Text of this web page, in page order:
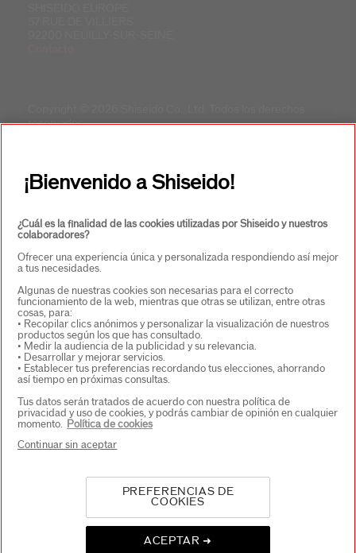
reservados.
¡Bienvenido a Shiseido!
¿Cuál es la finalidad de las cookies utilizadas por Shiseido y nuestros
colaboradores?
Ofrecer una experiencia única y personalizada respondiendo así mejor
a tus necesidades.
Algunas de nuestras cookies son necesarias para el correcto
funcionamiento de la web, mientras que otras se utilizan, entre otras
cosas, para:
• Recopilar clics anónimos y personalizar la visualización de nuestros
productos según los que has consultado.
• Medir la audiencia de la publicidad y su relevancia.
• Desarrollar y mejorar servicios.
• Establecer tus preferencias recordando tus elecciones, ahorrando
así tiempo en próximas consultas.
Tus datos serán tratados de acuerdo con nuestra política de
privacidad y uso de cookies, y podrás cambiar de opinión en cualquier
momento. Política de cookies
ACEPTAR ➜
PREFERENCIAS DE
COOKIES
Continuar sin aceptar